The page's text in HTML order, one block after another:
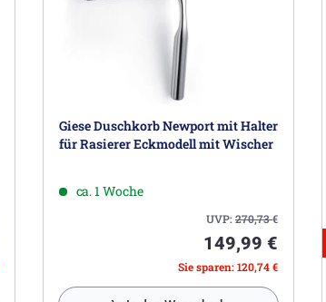
Giese Duschkorb Newport mit Halter
für Rasierer Eckmodell mit Wischer
ca. 1 Woche
UVP:270,73€
149,99 €
Sie sparen: 120,74 €